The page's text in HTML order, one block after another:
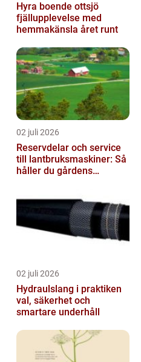
Hyra boende ottsjö
fjällupplevelse med
hemmakänsla året runt
02 juli 2026
Reservdelar och service
till lantbruksmaskiner: Så
håller du gårdens
02 juli 2026
Hydraulslang i praktiken
val, säkerhet och
smartare underhåll